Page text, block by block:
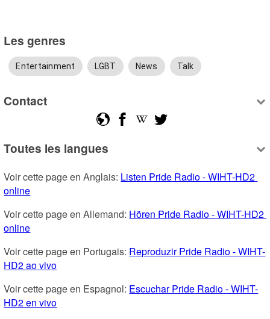
Les genres
Entertainment LGBT News Talk
Contact
Toutes les langues
Voir cette page en Anglais: Listen Pride Radio - WIHT-HD2
online
Voir cette page en Allemand: Hören Pride Radio - WIHT-HD2
online
Voir cette page en Portugais: Reproduzir Pride Radio - WIHT-
HD2 ao vivo
Voir cette page en Espagnol: Escuchar Pride Radio - WIHT-
HD2 en vivo